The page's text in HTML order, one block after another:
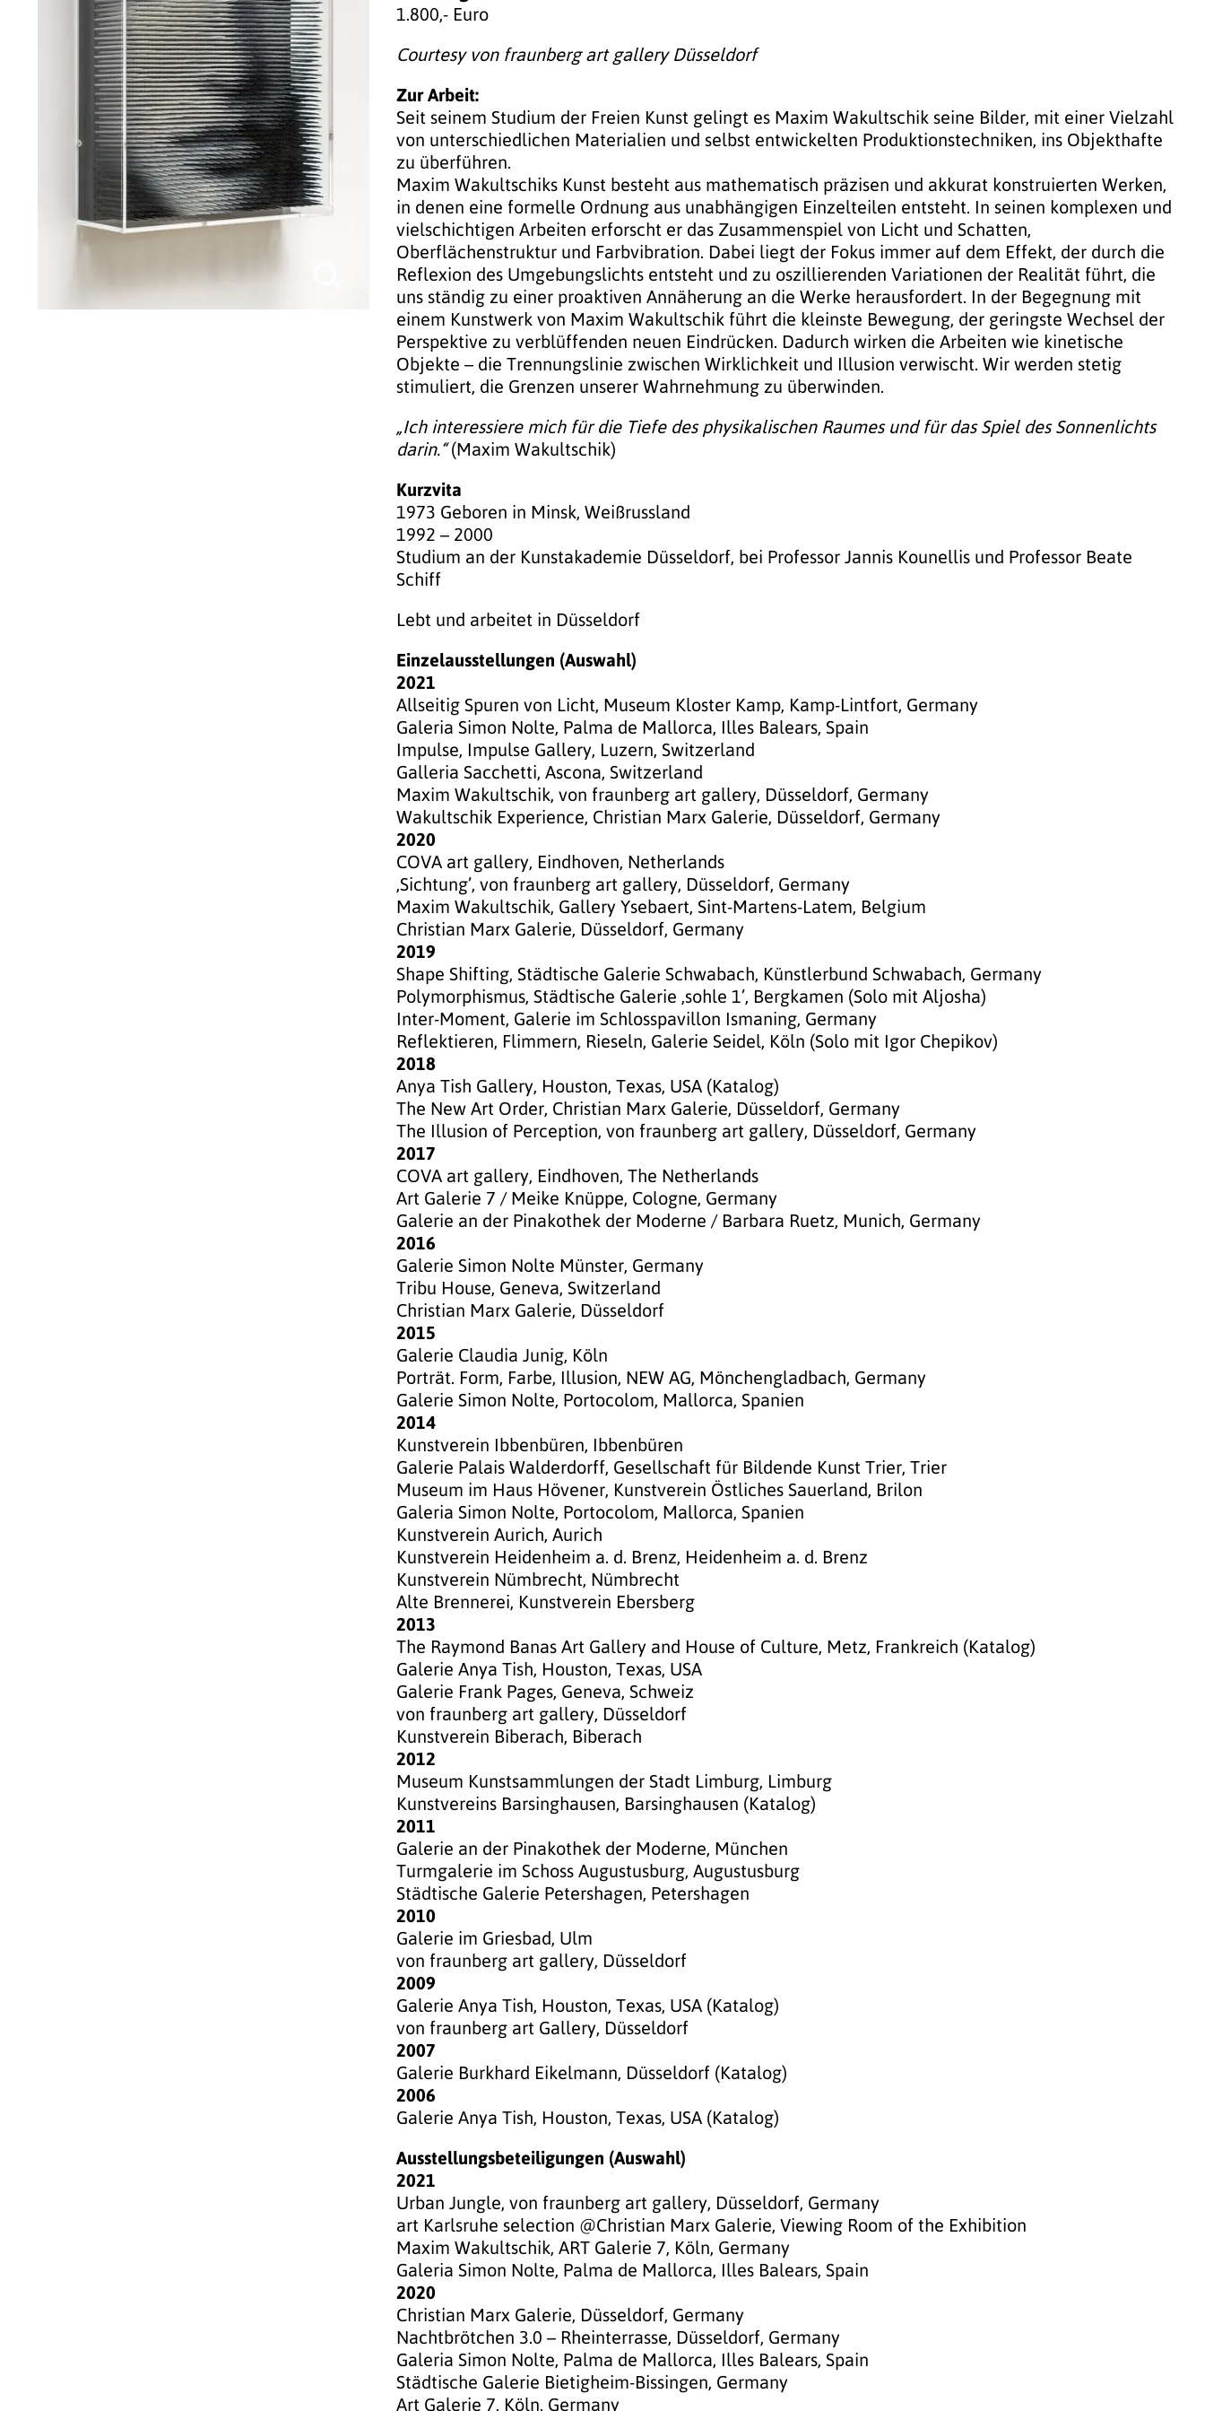
1.800,- Euro
Courtesy von fraunberg art gallery Düsseldorf
Zur Arbeit:
Seit seinem Studium der Freien Kunst gelingt es Maxim Wakultschik seine Bilder, mit einer Vielzahl
von unterschiedlichen Materialien und selbst entwickelten Produktionstechniken, ins Objekthafte
zu überführen.
Maxim Wakultschiks Kunst besteht aus mathematisch präzisen und akkurat konstruierten Werken,
in denen eine formelle Ordnung aus unabhängigen Einzelteilen entsteht. In seinen komplexen und
vielschichtigen Arbeiten erforscht er das Zusammenspiel von Licht und Schatten,
Oberflächenstruktur und Farbvibration. Dabei liegt der Fokus immer auf dem Effekt, der durch die
Reflexion des Umgebungslichts entsteht und zu oszillierenden Variationen der Realität führt, die
uns ständig zu einer proaktiven Annäherung an die Werke herausfordert. In der Begegnung mit
einem Kunstwerk von Maxim Wakultschik führt die kleinste Bewegung, der geringste Wechsel der
Perspektive zu verblüffenden neuen Eindrücken. Dadurch wirken die Arbeiten wie kinetische
Objekte – die Trennungslinie zwischen Wirklichkeit und Illusion verwischt. Wir werden stetig
stimuliert, die Grenzen unserer Wahrnehmung zu überwinden.
„Ich interessiere mich für die Tiefe des physikalischen Raumes und für das Spiel des Sonnenlichts
darin.“(Maxim Wakultschik)
Kurzvita
1973 Geboren in Minsk, Weißrussland
1992 – 2000
Studium an der Kunstakademie Düsseldorf, bei Professor Jannis Kounellis und Professor Beate
Schiff
Lebt und arbeitet in Düsseldorf
Einzelausstellungen (Auswahl)
2021
Allseitig Spuren von Licht, Museum Kloster Kamp, Kamp-Lintfort, Germany
Galeria Simon Nolte, Palma de Mallorca, Illes Balears, Spain
Impulse, Impulse Gallery, Luzern, Switzerland
Galleria Sacchetti, Ascona, Switzerland
Maxim Wakultschik, von fraunberg art gallery, Düsseldorf, Germany
Wakultschik Experience, Christian Marx Galerie, Düsseldorf, Germany
2020
COVA art gallery, Eindhoven, Netherlands
‚Sichtung’, von fraunberg art gallery, Düsseldorf, Germany
Maxim Wakultschik, Gallery Ysebaert, Sint-Martens-Latem, Belgium
Christian Marx Galerie, Düsseldorf, Germany
2019
Shape Shifting, Städtische Galerie Schwabach, Künstlerbund Schwabach, Germany
Polymorphismus, Städtische Galerie ‚sohle 1’, Bergkamen (Solo mit Aljosha)
Inter-Moment, Galerie im Schlosspavillon Ismaning, Germany
Reflektieren, Flimmern, Rieseln, Galerie Seidel, Köln (Solo mit Igor Chepikov)
2018
Anya Tish Gallery, Houston, Texas, USA (Katalog)
The New Art Order, Christian Marx Galerie, Düsseldorf, Germany
The Illusion of Perception, von fraunberg art gallery, Düsseldorf, Germany
2017
COVA art gallery, Eindhoven, The Netherlands
Art Galerie 7 / Meike Knüppe, Cologne, Germany
Galerie an der Pinakothek der Moderne / Barbara Ruetz, Munich, Germany
2016
Galerie Simon Nolte Münster, Germany
Tribu House, Geneva, Switzerland
Christian Marx Galerie, Düsseldorf
2015
Galerie Claudia Junig, Köln
Porträt. Form, Farbe, Illusion, NEW AG, Mönchengladbach, Germany
Galerie Simon Nolte, Portocolom, Mallorca, Spanien
2014
Kunstverein Ibbenbüren, Ibbenbüren
Galerie Palais Walderdorff, Gesellschaft für Bildende Kunst Trier, Trier
Museum im Haus Hövener, Kunstverein Östliches Sauerland, Brilon
Galeria Simon Nolte, Portocolom, Mallorca, Spanien
Kunstverein Aurich, Aurich
Kunstverein Heidenheim a. d. Brenz, Heidenheim a. d. Brenz
Kunstverein Nümbrecht, Nümbrecht
Alte Brennerei, Kunstverein Ebersberg
2013
The Raymond Banas Art Gallery and House of Culture, Metz, Frankreich (Katalog)
Galerie Anya Tish, Houston, Texas, USA
Galerie Frank Pages, Geneva, Schweiz
von fraunberg art gallery, Düsseldorf
Kunstverein Biberach, Biberach
2012
Museum Kunstsammlungen der Stadt Limburg, Limburg
Kunstvereins Barsinghausen, Barsinghausen (Katalog)
2011
Galerie an der Pinakothek der Moderne, München
Turmgalerie im Schoss Augustusburg, Augustusburg
Städtische Galerie Petershagen, Petershagen
2010
Galerie im Griesbad, Ulm
von fraunberg art gallery, Düsseldorf
2009
Galerie Anya Tish, Houston, Texas, USA (Katalog)
von fraunberg art Gallery, Düsseldorf
2007
Galerie Burkhard Eikelmann, Düsseldorf (Katalog)
2006
Galerie Anya Tish, Houston, Texas, USA (Katalog)
Ausstellungsbeteiligungen (Auswahl)
2021
Urban Jungle, von fraunberg art gallery, Düsseldorf, Germany
art Karlsruhe selection @Christian Marx Galerie, Viewing Room of the Exhibition
Maxim Wakultschik, ART Galerie 7, Köln, Germany
Galeria Simon Nolte, Palma de Mallorca, Illes Balears, Spain
2020
Christian Marx Galerie, Düsseldorf, Germany
Nachtbrötchen 3.0 – Rheinterrasse, Düsseldorf, Germany
Galeria Simon Nolte, Palma de Mallorca, Illes Balears, Spain
Städtische Galerie Bietigheim-Bissingen, Germany
Art Galerie 7, Köln, Germany